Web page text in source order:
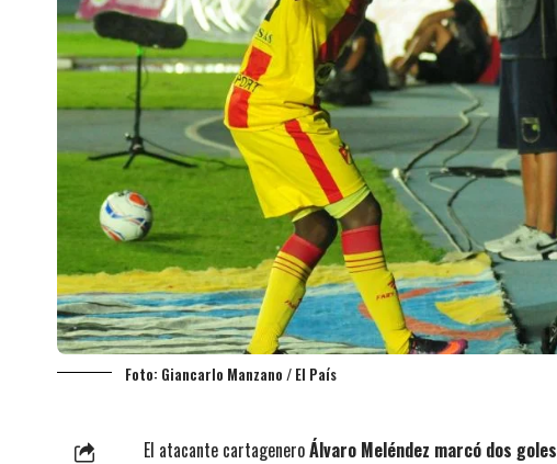
Foto: Giancarlo Manzano / El País
El atacante cartageneroÁlvaro Meléndez marcó dos goles